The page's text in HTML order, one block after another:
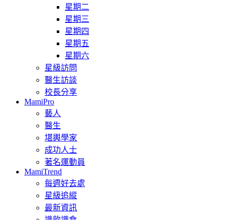
星期二
星期三
星期四
星期五
星期六
星級訪問
醫生訪談
校長分享
MamiPro
藝人
醫生
堪輿學家
成功人士
著名運動員
MamiTrend
每週好去處
星級追縱
最新資訊